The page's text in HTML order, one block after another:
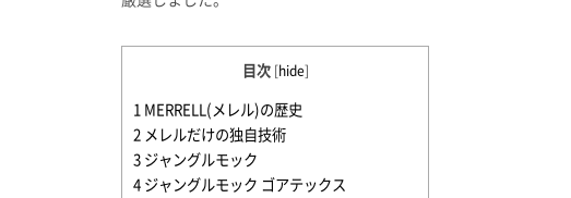
目次 [hide]
1 MERRELL(メレル)の歴史
2 メレルだけの独自技術
3 ジャングルモック
4 ジャングルモック ゴアテックス